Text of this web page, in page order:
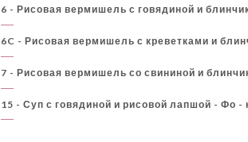
6 - Рисовая вермишель с говядиной и
6C - Рисовая вермишель с креветками и
7 - Рисовая вермишель со свининой и
15 - Суп с говядиной и рисовой лапшой - Фо -